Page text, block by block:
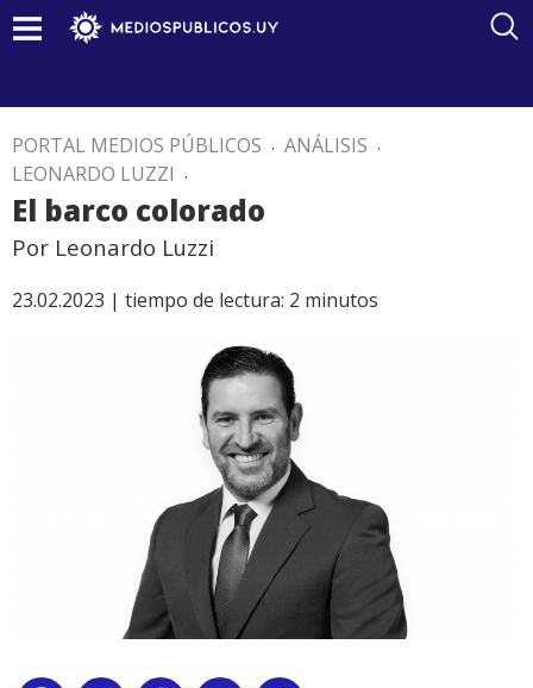
PORTAL MEDIOS PÚBLICOS . ANÁLISIS .
LEONARDO LUZZI .
El barco colorado
Por Leonardo Luzzi
23.02.2023 | tiempo de lectura: 2 minutos